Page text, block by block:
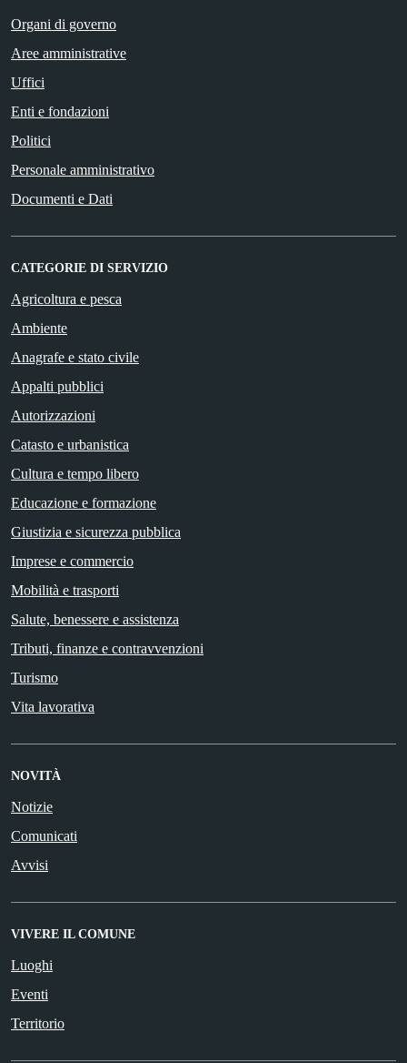
Organi di governo
Aree amministrative
Uffici
Enti e fondazioni
Politici
Personale amministrativo
Documenti e Dati
CATEGORIE DI SERVIZIO
Agricoltura e pesca
Ambiente
Anagrafe e stato civile
Appalti pubblici
Autorizzazioni
Catasto e urbanistica
Cultura e tempo libero
Educazione e formazione
Giustizia e sicurezza pubblica
Imprese e commercio
Mobilità e trasporti
Salute, benessere e assistenza
Tributi, finanze e contravvenzioni
Turismo
Vita lavorativa
NOVITÀ
Notizie
Comunicati
Avvisi
VIVERE IL COMUNE
Luoghi
Eventi
Territorio